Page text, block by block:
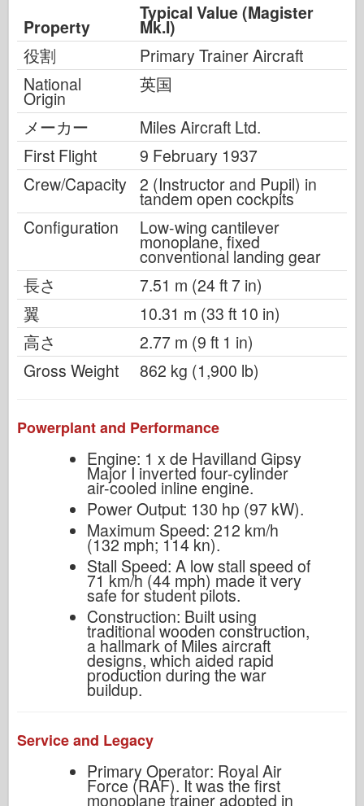
Property
Typical Value (Magister
Mk.I)
役割
Primary Trainer Aircraft
National
Origin
英国
メーカー
Miles Aircraft Ltd.
First Flight
9 February 1937
Crew/Capacity 2 (Instructor and Pupil) in
tandem open cockpits
Configuration
Low-wing cantilever
monoplane, fixed
conventional landing gear
長さ
7.51 m (24 ft 7 in)
翼
10.31 m (33 ft 10 in)
高さ
2.77 m (9 ft 1 in)
Gross Weight
862 kg (1,900 lb)
Powerplant and Performance
Engine: 1 x de Havilland Gipsy
Major I inverted four-cylinder
air-cooled inline engine.
Power Output: 130 hp (97 kW).
Maximum Speed: 212 km/h
(132 mph; 114 kn).
Stall Speed: A low stall speed of
71 km/h (44 mph) made it very
safe for student pilots.
Construction: Built using
traditional wooden construction,
a hallmark of Miles aircraft
designs, which aided rapid
production during the war
buildup.
Service and Legacy
Primary Operator: Royal Air
Force (RAF). It was the first
monoplane trainer adopted in